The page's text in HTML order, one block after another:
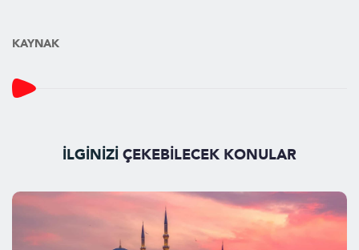
KAYNAK
İLGİNİZİ ÇEKEBİLECEK KONULAR